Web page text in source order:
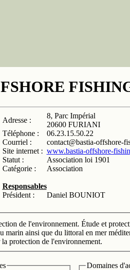
Adresse :
8, Parc Impérial
20600 FURIANI
Téléphone :
06.23.15.50.22
Courriel :
contact@bastia-offshore-
Site internet : www.bastia-offshore-
Statut :
Association loi 1901
Catégorie :
Association
Responsables
Président :
Daniel BOUNIOT
de l'environnement. Étude et
marin ainsi que du littoral en mer
protection de l'environnement.
Domaines